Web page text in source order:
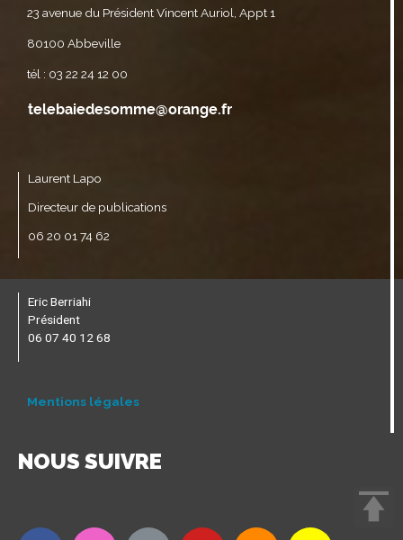
23 avenue du Président Vincent Auriol, Appt 1
80100 Abbeville
tél : 03 22 24 12 00
Laurent Lapo
Directeur de publications
06 20 01 74 62
Eric Berriahi
Président
06 07 40 12 68
Mentions légales
NOUS SUIVRE